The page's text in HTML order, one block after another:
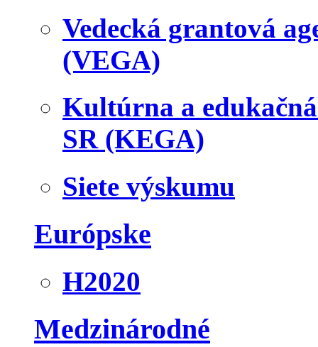
Vedecká grantová
(VEGA)
Kultúrna a
SR (KEGA)
Siete výskumu
Európske
H2020
Medzinárodné